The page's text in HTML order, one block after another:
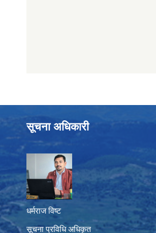
सूचना अधिकारी
धर्मराज विष्ट
सूचना प्रविधि अधिकृत